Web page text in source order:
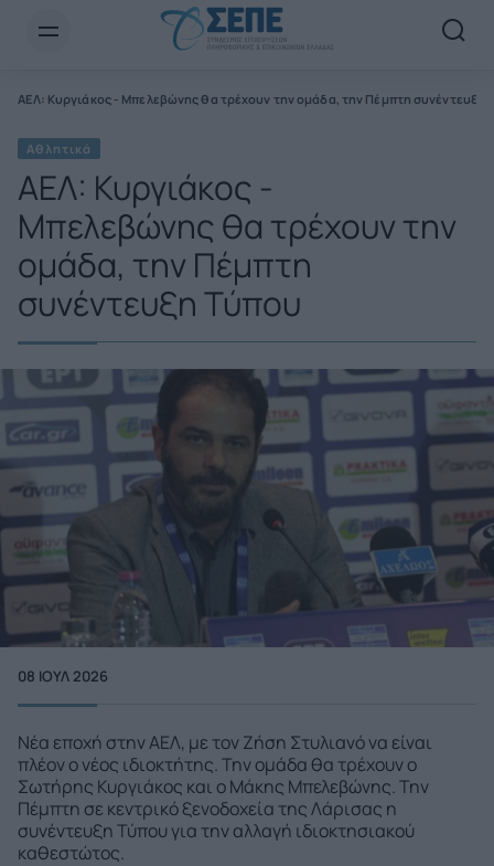
ΑΕΛ: Κυργιάκος - Μπελεβώνης θα τρέχουν την ομάδα, την Πέμπτη συνέντευξη
Αθλητικά
ΑΕΛ: Κυργιάκος -
Μπελεβώνης θα τρέχουν την
ομάδα, την Πέμπτη
συνέντευξη Τύπου
08 ΙΟΥΛ 2026
Νέα εποχή στην ΑΕΛ, με τον Ζήση Στυλιανό να είναι
πλέον ο νέος ιδιοκτήτης. Την ομάδα θα τρέχουν ο
Σωτήρης Κυργιάκος και ο Μάκης Μπελεβώνης. Την
Πέμπτη σε κεντρικό ξενοδοχεία της Λάρισας η
συνέντευξη Τύπου για την αλλαγή ιδιοκτησιακού
καθεστώτος.
Newsletter Email*